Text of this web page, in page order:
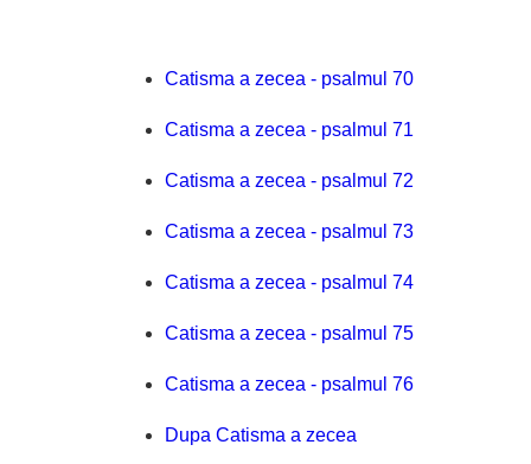
Catisma a zecea - psalmul 70
Catisma a zecea - psalmul 71
Catisma a zecea - psalmul 72
Catisma a zecea - psalmul 73
Catisma a zecea - psalmul 74
Catisma a zecea - psalmul 75
Catisma a zecea - psalmul 76
Dupa Catisma a zecea